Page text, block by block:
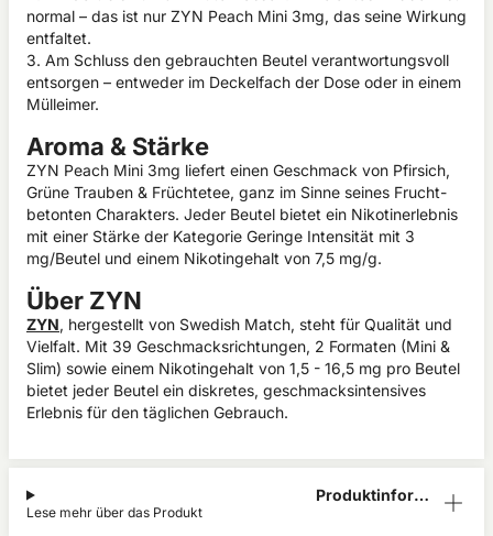
normal – das ist nur ZYN Peach Mini 3mg, das seine Wirkung
entfaltet.
3. Am Schluss den gebrauchten Beutel verantwortungsvoll
entsorgen – entweder im Deckelfach der Dose oder in einem
Mülleimer.
Aroma & Stärke
ZYN Peach Mini 3mg liefert einen Geschmack von Pfirsich,
Grüne Trauben & Früchtetee, ganz im Sinne seines Frucht-
betonten Charakters. Jeder Beutel bietet ein Nikotinerlebnis
mit einer Stärke der Kategorie Geringe Intensität mit 3
mg/Beutel und einem Nikotingehalt von 7,5 mg/g.
Über ZYN
ZYN, hergestellt von Swedish Match, steht für Qualität und
Vielfalt. Mit 39 Geschmacksrichtungen, 2 Formaten (Mini &
Slim) sowie einem Nikotingehalt von 1,5 - 16,5 mg pro Beutel
bietet jeder Beutel ein diskretes, geschmacksintensives
Erlebnis für den täglichen Gebrauch.
Produktinform
Lese mehr über das Produkt